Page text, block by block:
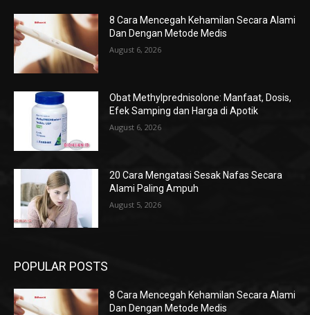
8 Cara Mencegah Kehamilan Secara Alami
Dan Dengan Metode Medis
August 6, 2026
Obat Methylprednisolone: Manfaat, Dosis,
Efek Samping dan Harga di Apotik
August 6, 2026
20 Cara Mengatasi Sesak Nafas Secara
Alami Paling Ampuh
August 5, 2026
POPULAR POSTS
8 Cara Mencegah Kehamilan Secara Alami
Dan Dengan Metode Medis